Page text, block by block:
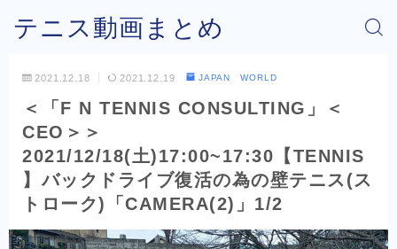
テニス動画まとめ
2021.12.18 2021.12.19 JAPAN WORLD
＜「F N TENNIS CONSULTING」＜
CEO＞＞
2021/12/18(土)17:00~17:30【TENNIS
】バックドライブ復活の為の壁テニス(ス
トローク)「CAMERA(2)」1/2